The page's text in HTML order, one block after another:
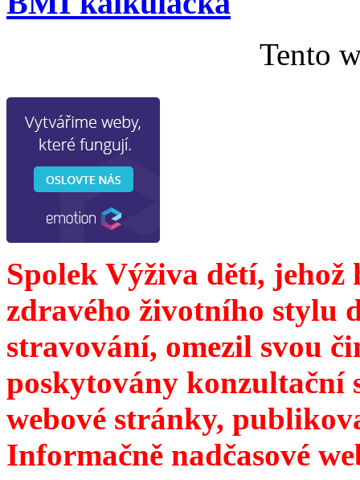
Tento
Spolek Výživa dětí,
zdravého životního stylu
stravování, omezil svou
poskytovány konzultační
webové stránky,
Informačně nadčasové